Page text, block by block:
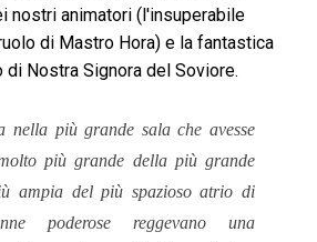
nostri animatori (l'insuperabile
di Mastro Hora) e la fantastica
di Nostra Signora del Soviore.
nella più grande sala che avesse
più grande della più grande
ampia del più spazioso atrio di
poderose reggevano una